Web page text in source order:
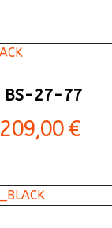
BS-27-77
209,00 €